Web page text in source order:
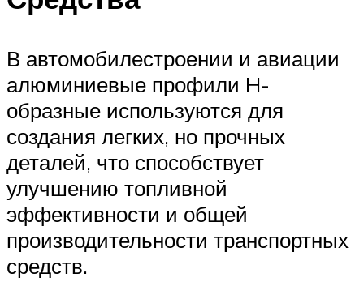
В автомобилестроении и авиации
алюминиевые профили H-
образные используются для
создания легких, но прочных
деталей, что способствует
улучшению топливной
эффективности и общей
производительности транспортных
средств.